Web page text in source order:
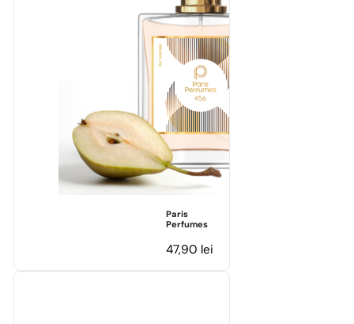
Paris
Perfumes
47,90 lei